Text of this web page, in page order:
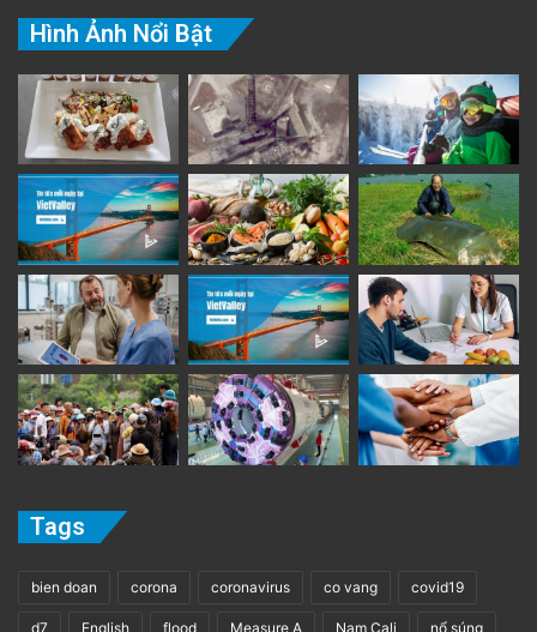
Hình Ảnh Nổi Bật
Tags
bien doan corona coronavirus co vang covid19
d7 English flood Measure A Nam Cali nổ súng